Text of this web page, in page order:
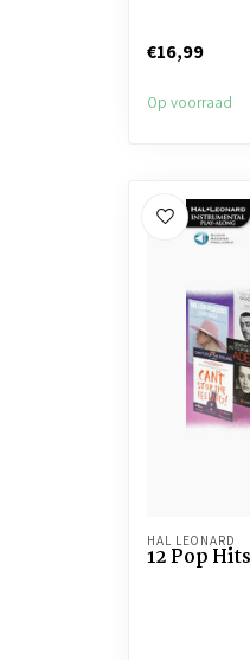
€16,99
Op voorraad
HAL LEONARD
12 Pop Hits